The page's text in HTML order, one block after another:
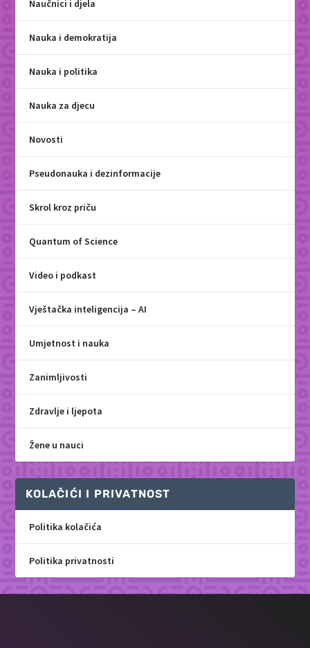
Naučnici i djela
Nauka i demokratija
Nauka i politika
Nauka za djecu
Novosti
Pseudonauka i dezinformacije
Skrol kroz priču
Quantum of Science
Video i podkast
Vještačka inteligencija – AI
Umjetnost i nauka
Zanimljivosti
Zdravlje i ljepota
Žene u nauci
KOLAČIĆI I PRIVATNOST
Politika kolačića
Politika privatnosti